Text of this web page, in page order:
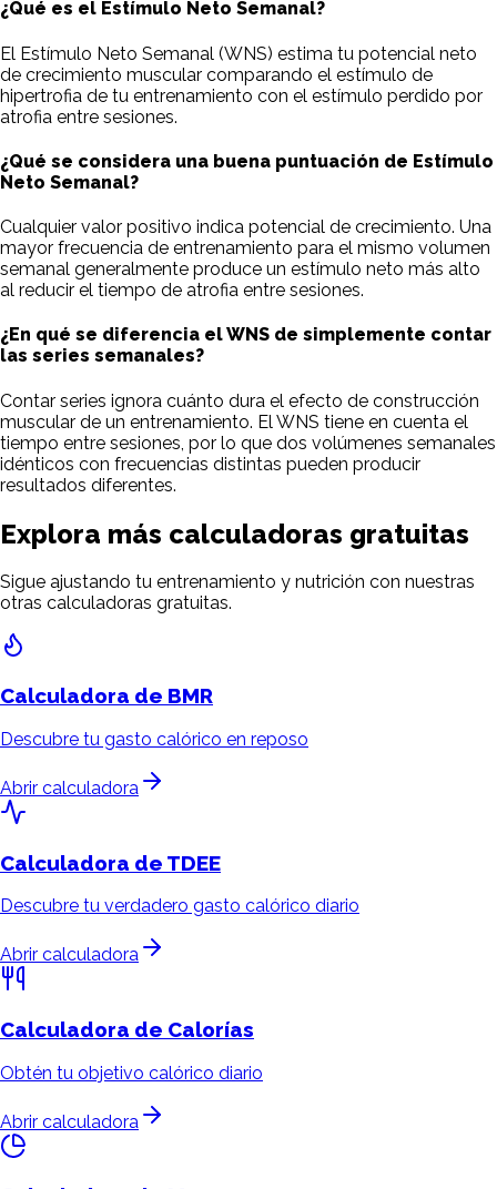
¿Qué es el Estímulo Neto Semanal?
El Estímulo Neto Semanal (WNS) estima tu potencial neto
de crecimiento muscular comparando el estímulo de
hipertrofia de tu entrenamiento con el estímulo perdido por
atrofia entre sesiones.
¿Qué se considera una buena puntuación de Estímulo
Neto Semanal?
Cualquier valor positivo indica potencial de crecimiento. Una
mayor frecuencia de entrenamiento para el mismo volumen
semanal generalmente produce un estímulo neto más alto
al reducir el tiempo de atrofia entre sesiones.
¿En qué se diferencia el WNS de simplemente contar
las series semanales?
Contar series ignora cuánto dura el efecto de construcción
muscular de un entrenamiento. El WNS tiene en cuenta el
tiempo entre sesiones, por lo que dos volúmenes semanales
idénticos con frecuencias distintas pueden producir
resultados diferentes.
Explora más calculadoras gratuitas
Sigue ajustando tu entrenamiento y nutrición con nuestras
otras calculadoras gratuitas.
Calculadora de BMR
Descubre tu gasto calórico en reposo
Abrir calculadora
Calculadora de TDEE
Descubre tu verdadero gasto calórico diario
Abrir calculadora
Calculadora de Calorías
Obtén tu objetivo calórico diario
Abrir calculadora